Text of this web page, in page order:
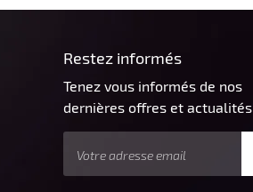
Restez informés
Tenez vous informés de nos
dernières offres et actualités